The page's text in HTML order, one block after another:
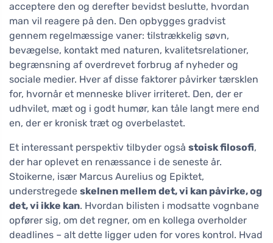
acceptere den og derefter bevidst beslutte, hvordan
man vil reagere på den. Den opbygges gradvist
gennem regelmæssige vaner: tilstrækkelig søvn,
bevægelse, kontakt med naturen, kvalitetsrelationer,
begrænsning af overdrevet forbrug af nyheder og
sociale medier. Hver af disse faktorer påvirker tærsklen
for, hvornår et menneske bliver irriteret. Den, der er
udhvilet, mæt og i godt humør, kan tåle langt mere end
en, der er kronisk træt og overbelastet.
Et interessant perspektiv tilbyder også stoisk filosofi,
der har oplevet en renæssance i de seneste år.
Stoikerne, især Marcus Aurelius og Epiktet,
understregede skelnen mellem det, vi kan påvirke, og
det, vi ikke kan. Hvordan bilisten i modsatte vognbane
opfører sig, om det regner, om en kollega overholder
deadlines – alt dette ligger uden for vores kontrol. Hvad